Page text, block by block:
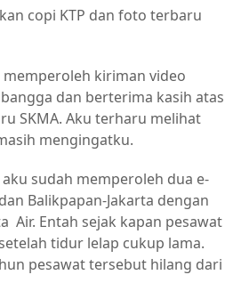
copi KTP dan foto terbaru
kiriman video
dan berterima kasih atas
SKMA. Aku terharu melihat
mengingatku.
sudah memperoleh dua e-
Balikpapan-Jakarta dengan
Air. Entah sejak kapan pesawat
tidur lelap cukup lama.
pesawat tersebut hilang dari